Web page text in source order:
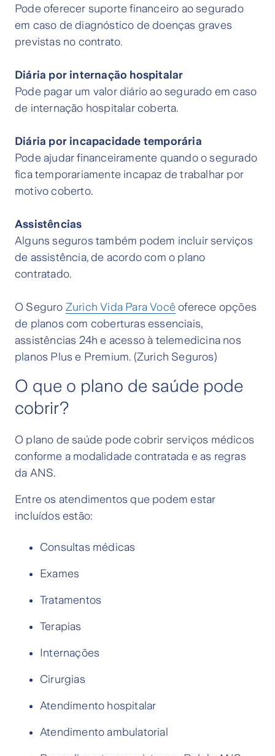
Pode oferecer suporte financeiro ao segurado
em caso de diagnóstico de doenças graves
previstas no contrato.
Diária por internação hospitalar
Pode pagar um valor diário ao segurado em caso
de internação hospitalar coberta.
Diária por incapacidade temporária
Pode ajudar financeiramente quando o segurado
fica temporariamente incapaz de trabalhar por
motivo coberto.
Assistências
Alguns seguros também podem incluir serviços
de assistência, de acordo com o plano
contratado.
O Seguro Zurich Vida Para Você oferece opções
de planos com coberturas essenciais,
assistências 24h e acesso à telemedicina nos
planos Plus e Premium. (Zurich Seguros)
O que o plano de saúde pode
cobrir?
O plano de saúde pode cobrir serviços médicos
conforme a modalidade contratada e as regras
da ANS.
Entre os atendimentos que podem estar
incluídos estão:
Consultas médicas
Exames
Tratamentos
Terapias
Internações
Cirurgias
Atendimento hospitalar
Atendimento ambulatorial